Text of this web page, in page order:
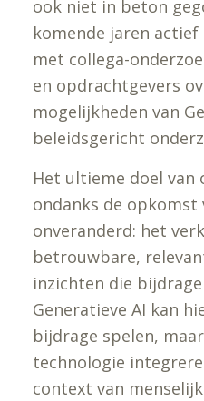
ook niet in beton
komende jaren actief
met collega-
en opdrachtgevers
mogelijkheden van
beleidsgericht
Het ultieme doel
ondanks de opkomst
onveranderd: het
betrouwbare,
inzichten die
Generatieve AI kan
bijdrage spelen,
technologie
context van